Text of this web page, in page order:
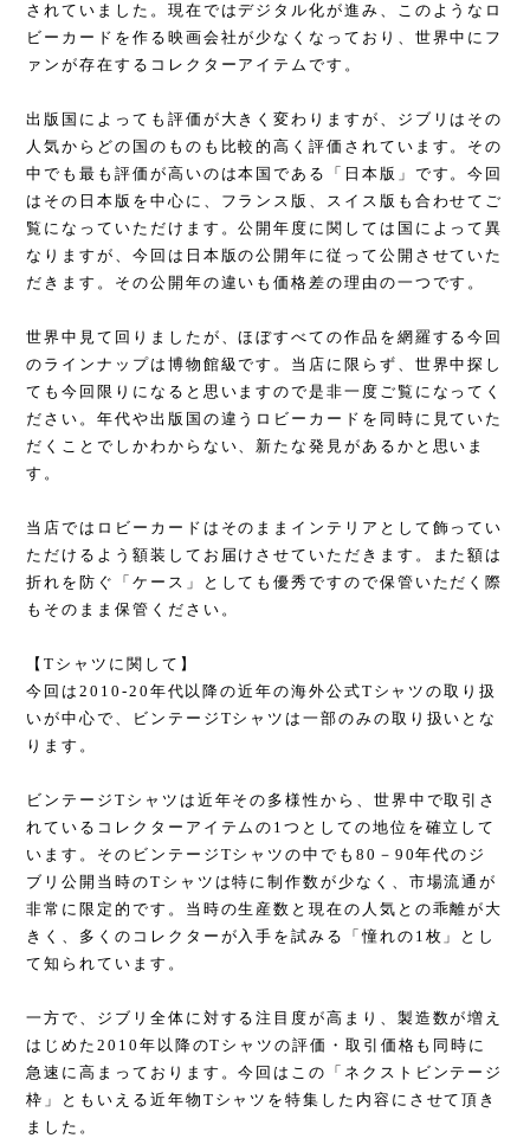
されていました。現在ではデジタル化が進み、このようなロ
ビーカードを作る映画会社が少なくなっており、世界中にフ
ァンが存在するコレクターアイテムです。
出版国によっても評価が大きく変わりますが、ジブリはその
人気からどの国のものも比較的高く評価されています。その
中でも最も評価が高いのは本国である「日本版」です。今回
はその日本版を中心に、フランス版、スイス版も合わせてご
覧になっていただけます。公開年度に関しては国によって異
なりますが、今回は日本版の公開年に従って公開させていた
だきます。その公開年の違いも価格差の理由の一つです。
世界中見て回りましたが、ほぼすべての作品を網羅する今回
のラインナップは博物館級です。当店に限らず、世界中探し
ても今回限りになると思いますので是非一度ご覧になってく
ださい。年代や出版国の違うロビーカードを同時に見ていた
だくことでしかわからない、新たな発見があるかと思いま
す。
当店ではロビーカードはそのままインテリアとして飾ってい
ただけるよう額装してお届けさせていただきます。また額は
折れを防ぐ「ケース」としても優秀ですので保管いただく際
もそのまま保管ください。
【Tシャツに関して】
今回は2010-20年代以降の近年の海外公式Tシャツの取り扱
いが中心で、ビンテージTシャツは一部のみの取り扱いとな
ります。
ビンテージTシャツは近年その多様性から、世界中で取引さ
れているコレクターアイテムの1つとしての地位を確立して
います。そのビンテージTシャツの中でも80－90年代のジ
ブリ公開当時のTシャツは特に制作数が少なく、市場流通が
非常に限定的です。当時の生産数と現在の人気との乖離が大
きく、多くのコレクターが入手を試みる「憧れの1枚」とし
て知られています。
一方で、ジブリ全体に対する注目度が高まり、製造数が増え
はじめた2010年以降のTシャツの評価・取引価格も同時に
急速に高まっております。今回はこの「ネクストビンテージ
枠」ともいえる近年物Tシャツを特集した内容にさせて頂き
ました。